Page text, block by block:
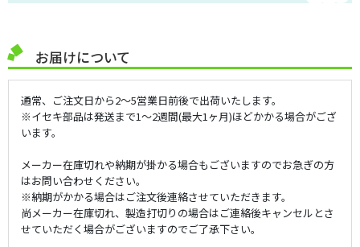
お届けについて
通常、ご注文日から2～5営業日前後で出荷いたします。
※イセキ部品は発送まで1～2週間(最大1ヶ月)ほどかかる場合がござ
います。
メーカー在庫切れや納期が掛かる場合もございますのでお急ぎの方
はお問い合わせください。
※納期がかかる場合はご注文後連絡させていただきます。
尚メーカー在庫切れ、製造打切りの場合はご連絡後キャンセルとさ
せていただく場合がございますのでご了承下さい。